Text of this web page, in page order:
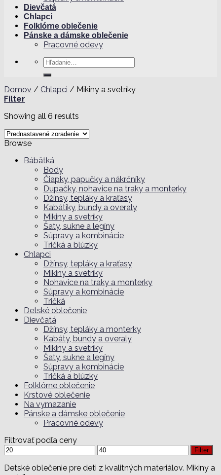
Dievčatá
Chlapci
Folklórne oblečenie
Pánske a dámske oblečenie
Pracovné odevy
Hľadať:
Domov / Chlapci / Mikiny a svetríky
Filter
Showing all 6 results
Browse
Bábätká
Body
Čiapky, papučky a nákrčníky
Dupačky, nohavice na traky a monterky
Džínsy, tepláky a kraťasy
Kabátiky, bundy a overaly
Mikiny a svetríky
Šaty, sukne a legíny
Súpravy a kombinácie
Tričká a blúzky
Chlapci
Džínsy, tepláky a kraťasy
Mikiny a svetríky
Nohavice na traky a monterky
Súpravy a kombinácie
Tričká
Detské oblečenie
Dievčatá
Džínsy, tepláky a monterky
Kabáty, bundy a overaly
Mikiny a svetríky
Šaty, sukne a legíny
Súpravy a kombinácie
Tričká a blúzky
Folklórne oblečenie
Krstové oblečenie
Na vymazanie
Pánske a dámske oblečenie
Pracovné odevy
Filtrovať podľa ceny
Minimálna
cena
Maximálna
cena
Filter
Detské oblečenie pre deti z kvalitných materiálov. Mikiny a